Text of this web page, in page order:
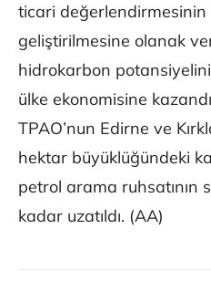
ticari değerlendirmesinin
geliştirilmesine olanak
hidrokarbon
ülke ekonomisine
TPAO’nun Edirne ve
hektar büyüklüğündeki
petrol arama ruhsatının
kadar uzatıldı. (AA)